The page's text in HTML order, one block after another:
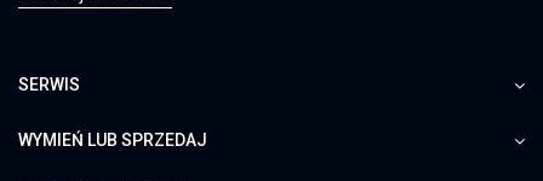
Farming Simulator 25
SERWIS
WYMIEŃ LUB SPRZEDAJ